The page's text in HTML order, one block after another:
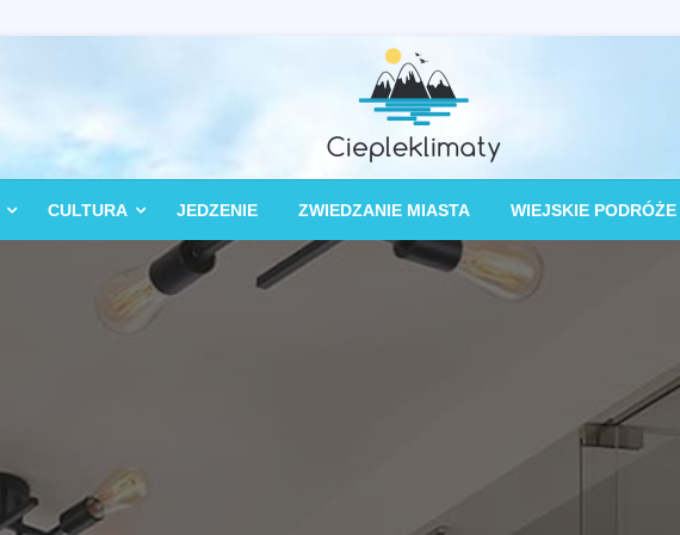
Ciepleklimaty
Najlepsza witryna do udostępniania
CULTURA JEDZENIE ZWIEDZANIE MIASTA WIEJSKIE PODRÓŻE